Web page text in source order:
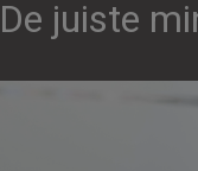
De juiste